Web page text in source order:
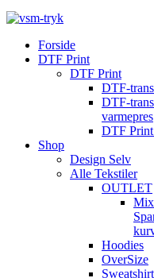
Forside
DTF Print
DTF Print
DTF-
DTF-
varmepres
DTF Print
Shop
Design Selv
Alle Tekstiler
OUTLET
Mix
Hoodies
OverSize